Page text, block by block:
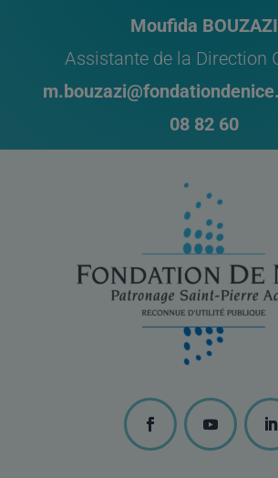
Moufida BOUZAZI
Assistante de la Direction
08 82 60